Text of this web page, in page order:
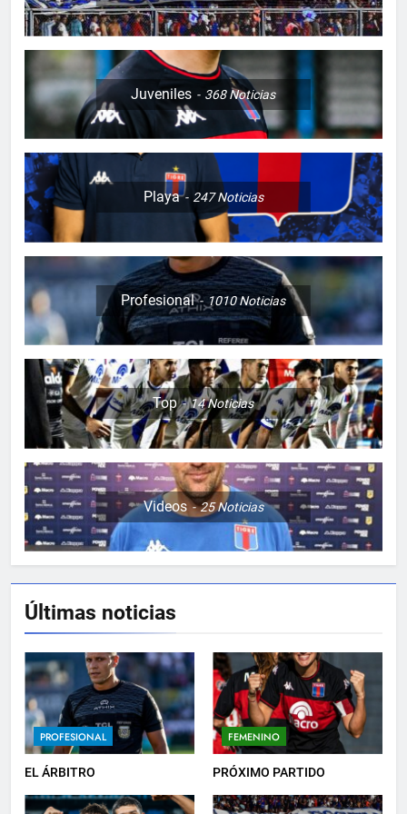
Juveniles 368Noticias
Playa 247Noticias
Profesional 1010Noticias
Top 14Noticias
Videos 25Noticias
Últimas noticias
PROFESIONAL
EL ÁRBITRO
FEMENINO
PRÓXIMO PARTIDO
PROFESIONAL
6
DERROTA DE LOCAL